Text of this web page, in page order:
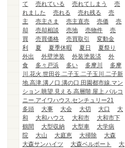
て
売れている 売れてしまう
売
れました
売れる 売れ残る
売
主
売主さま 売主直売 売価
売
却
売却相談 売地 売物件
売
買
売買価格 売買取引
変動金
利
夏 夏季休暇 夏日
夏祭り
外出
外壁塗装 外装塗装済
外
食
多々戸浜 多い 多摩川
多摩
川.花火.世田谷.二子玉.二子玉川.二子新
地.高津.溝ノ口.溝の口.田園都市線.マン
ション.眺望.見える.高層階.屋上.バルコ
ニー.アイワハウス.センチュリー21
多頭
大事 大会 大切 大口
大
和
大和ハウス 大和市
大和市下
鶴間
大型収納 大型車
大学病
院
大山 大庭恵 大掃除
大森
大森サンハイツ
大森ベルポート
大